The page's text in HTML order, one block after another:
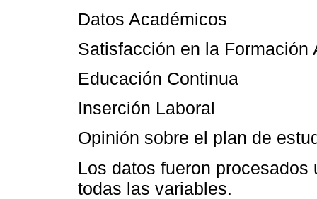
Datos Académicos
Satisfacción en la Formación
Educación Continua
Inserción Laboral
Opinión sobre el plan de
Los datos fueron
todas las variables.